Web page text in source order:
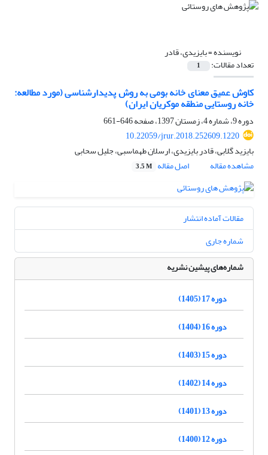
نویسنده =بایزیدی، قادر
تعداد مقالات: 1
کاوش عمیق معنای خانه بومی به روش پدیدار‌شناسی (مورد مطالعه:
خانه روستایی منطقه موکریان ایران)
دوره 9، شماره 4، زمستان 1397، صفحه
646-661
10.22059/jrur.2018.252609.1220
بایزید گلابی، قادر بایزیدی، ارسلان طهماسبی، جلیل سحابی
مشاهده مقاله
اصل مقاله 3.5 M
مقالات آماده انتشار
شماره جاری
شماره‌های پیشین نشریه
دوره 17 (1405)
دوره 16 (1404)
دوره 15 (1403)
دوره 14 (1402)
دوره 13 (1401)
دوره 12 (1400)